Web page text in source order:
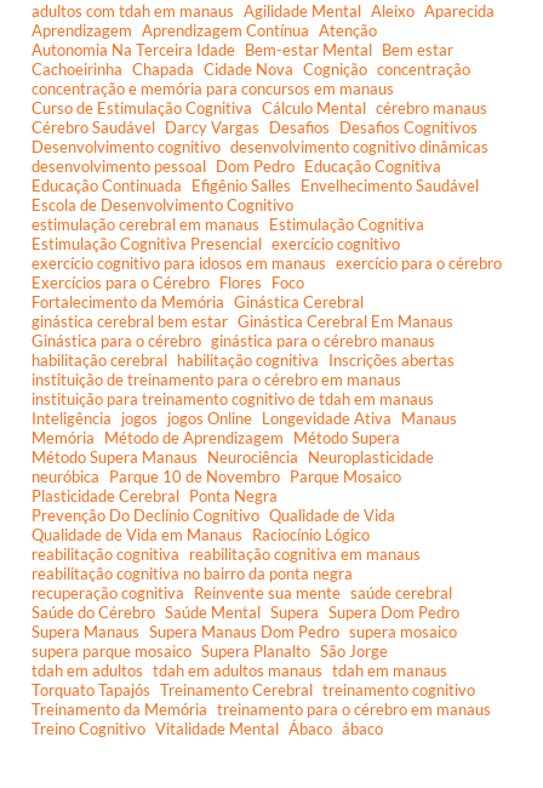
adultos com tdah em manaus Agilidade Mental Aleixo Aparecida
Aprendizagem Aprendizagem Contínua Atenção
Autonomia Na Terceira Idade Bem-estar Mental Bem estar
Cachoeirinha Chapada Cidade Nova Cognição concentração
concentração e memória para concursos em manaus
Curso de Estimulação Cognitiva Cálculo Mental cérebro manaus
Cérebro Saudável Darcy Vargas Desafios
Desafios Cognitivos
Desenvolvimento cognitivo desenvolvimento cognitivo dinâmicas
desenvolvimento pessoal Dom Pedro Educação Cognitiva
Educação Continuada
Efigênio Salles
Envelhecimento Saudável
Escola de Desenvolvimento Cognitivo
estimulação cerebral em manaus
Estimulação Cognitiva
Estimulação Cognitiva Presencial exercício cognitivo
exercício cognitivo para idosos em manaus exercício para o cérebro
Exercícios para o Cérebro Flores
Foco
Fortalecimento da Memória Ginástica Cerebral
ginástica cerebral bem estar Ginástica Cerebral Em Manaus
Ginástica para o cérebro ginástica para o cérebro manaus
habilitação cerebral habilitação cognitiva
Inscrições abertas
instituição de treinamento para o cérebro em manaus
instituição para treinamento cognitivo de tdah em manaus
Inteligência
jogos jogos Online Longevidade Ativa
Manaus
Memória
Método de Aprendizagem
Método Supera
Método Supera Manaus
Neurociência
Neuroplasticidade
neuróbica
Parque 10 de Novembro Parque Mosaico
Plasticidade Cerebral Ponta Negra
Prevenção Do Declínio Cognitivo Qualidade de Vida
Qualidade de Vida em Manaus
Raciocínio Lógico
reabilitação cognitiva
reabilitação cognitiva em manaus
reabilitação cognitiva no bairro da ponta negra
recuperação cognitiva
Reinvente sua mente saúde cerebral
Saúde do Cérebro Saúde Mental Supera Supera Dom Pedro
Supera Manaus Supera Manaus Dom Pedro supera mosaico
supera parque mosaico Supera Planalto São Jorge
tdah em adultos tdah em adultos manaus tdah em manaus
Torquato Tapajós Treinamento Cerebral treinamento cognitivo
Treinamento da Memória treinamento para o cérebro em manaus
Treino Cognitivo Vitalidade Mental Ábaco ábaco